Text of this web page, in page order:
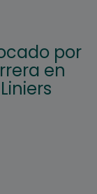
por
en